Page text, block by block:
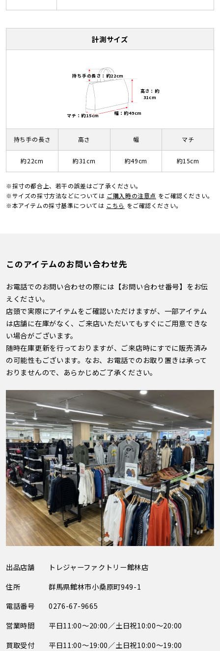
計測サイズ
持ち手の長さ：約22cm
高さ：約
31cm
幅：約49cm
マチ：約15cm
持ち手の長さ
約22cm
高さ
約31cm
幅
約49cm
マチ
約15cm
※採寸の都合上、若干の誤差はご了承ください。
※サイズの採寸方法などについては ご購入時の注意点 をご確認ください。
※本アイテムの採寸基準については こちら をご確認ください。
このアイテムのお問い合わせ先
お電話でのお問い合わせの際には【お問い合わせ番号】をお伝
えください。
店頭で実際にアイテムをご確認いただけますが、一部アイテム
は店舗に在庫がなく、ご来店いただいてもすぐにご用意できな
い場合がございます。
随時在庫更新を行っておりますが、ご来店時にすでに販売済み
の可能性もございます。なお、お電話でのお取り置きは承って
おりませんので、あらかじめご了承ください。
出品店舗
トレジャーファクトリー館林店
住所
群馬県館林市小桑原町949-1
電話番号
0276-67-9665
営業時間
平日11:00～20:00／土日祝10:00～20:00
買取受付
平日11:00～19:00／土日祝10:00～19:00